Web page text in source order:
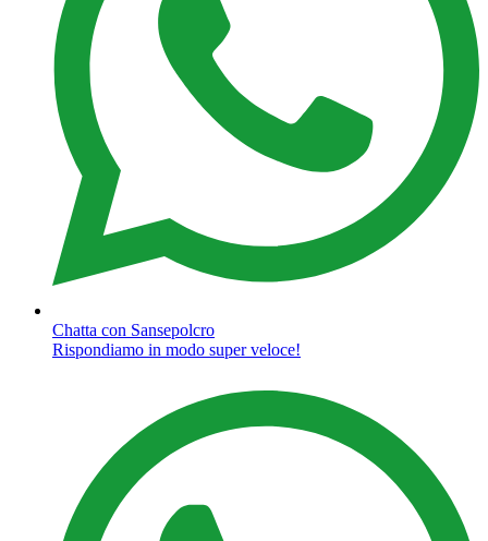
Chatta con Sansepolcro
Rispondiamo in modo super veloce!